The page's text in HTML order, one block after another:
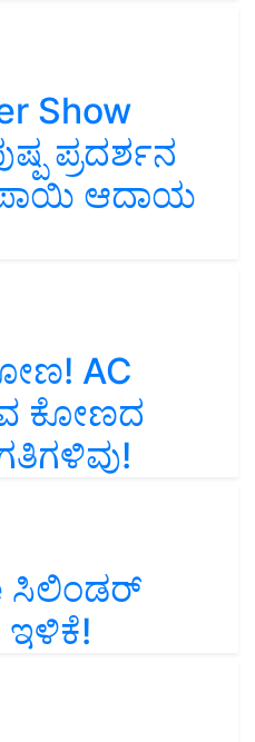
Show
ಪ್ರದರ್ಶನ
ಆದಾಯ
AC
ಕೋಣದ
ಸಿಲಿಂಡರ್‌